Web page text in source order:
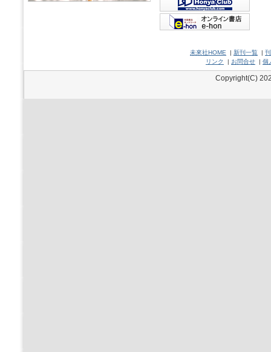
未來社HOME | 新刊一覧 |
リンク
| お問合せ | 個
Copyright(C)